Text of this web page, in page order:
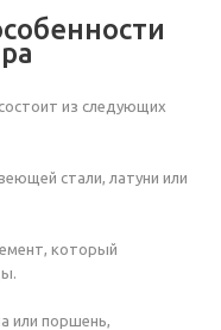
из следующих
стали, латуни или
который
или поршень,